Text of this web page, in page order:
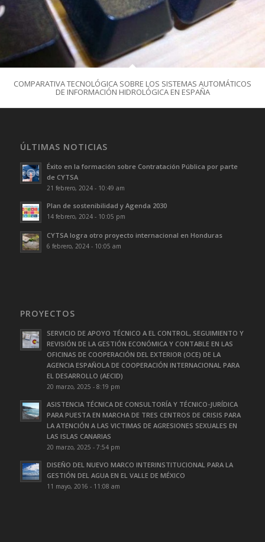
COMPARATIVA TECNOLÓGICA SOBRE LOS SISTEMAS AUTOMÁTICOS
DE INFORMACIÓN HIDROLÓGICA EN ESPAÑA
ÚLTIMAS NOTICIAS
Éxito en la formación sobre Contratación Pública por parte
de CYTSA
21 febrero, 2024 - 10:49 am
Plan de sostenibilidad y Agenda 2030
14 febrero, 2024 - 10:05 pm
CYTSA logra otro proyecto internacional en Honduras
6 febrero, 2024 - 10:05 am
PROYECTOS
SERVICIO DE APOYO TÉCNICO A EL CONTROL, SEGUIMIENTO Y
REVISIÓN DE LA GESTIÓN ECONÓMICA Y CONTABLE EN LAS
OFICINAS DE COOPERACIÓN DEL EXTERIOR (OCE) DE LA
AGENCIA ESPAÑOLA DE COOPERACIÓN INTERNACIONAL PARA
EL DESARROLLO (AECID)
20 marzo, 2025 - 8:19 pm
ASISTENCIA TÉCNICA DE CONSULTORÍA Y TÉCNICO-JURÍDICA
PARA PUESTA EN MARCHA DE TRES CENTROS DE CRISIS PARA
LA ATENCIÓN A LAS VICTIMAS DE AGRESIONES SEXUALES EN
LAS ISLAS CANARIAS
20 marzo, 2025 - 7:54 pm
DISEÑO DEL NUEVO MARCO INTERINSTITUCIONAL PARA LA
GESTIÓN DEL AGUA EN EL VALLE DE MÉXICO
11 mayo, 2016 - 11:08 am